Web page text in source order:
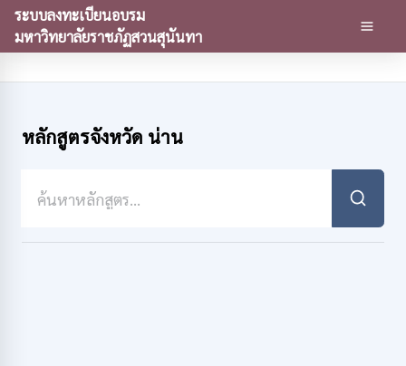
ระบบลงทะเบียนอบรม
มหาวิทยาลัยราชภัฏสวนสุนันทา
หลักสูตรจังหวัด น่าน